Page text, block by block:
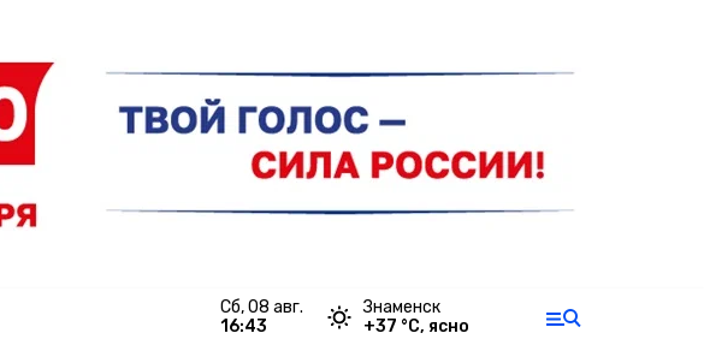
сб, 08 авг.
16:43
Знаменск
+37 °С, ясно